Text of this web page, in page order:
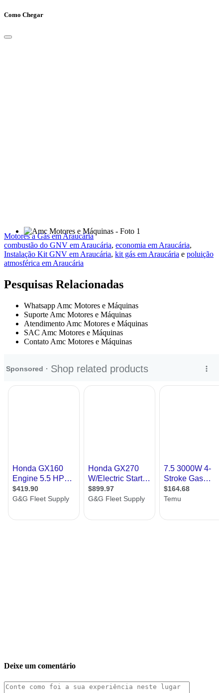
Como Chegar
Motores a Gás em Araucária
combustão do GNV em Araucária, economia em Araucária,
Instalação Kit GNV em Araucária, kit gás em Araucária e poluição
atmosférica em Araucária
Pesquisas Relacionadas
Whatsapp Amc Motores e Máquinas
Suporte Amc Motores e Máquinas
Atendimento Amc Motores e Máquinas
SAC Amc Motores e Máquinas
Contato Amc Motores e Máquinas
Deixe um comentário